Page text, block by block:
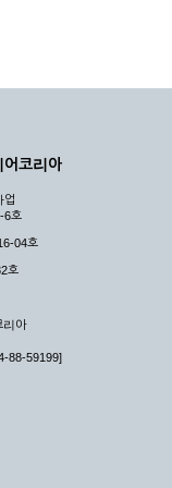
코리아
업
6호
04호
호
리아
88-59199]